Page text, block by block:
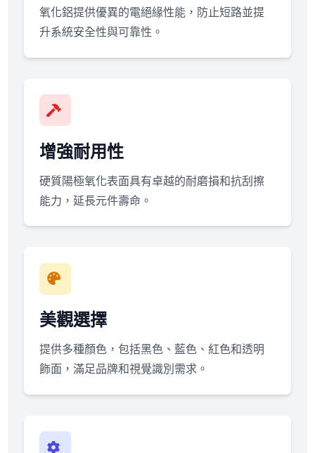
氧化鋁提供優異的電絕緣性能，防止短路並提
升系統安全性與可靠性。
增強耐用性
硬質陽極氧化表面具有卓越的耐磨損和抗刮擦
能力，延長元件壽命。
美觀選擇
提供多種顏色，包括黑色、藍色、紅色和透明
飾面，滿足品牌和視覺識別需求。